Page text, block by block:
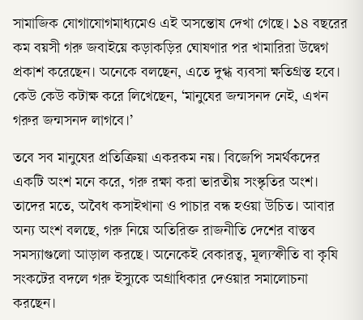
সামাজিক যোগাযোগমাধ্যমেও এই অসন্তোষ দেখা গেছে। ১৪ বছরের
কম বয়সী গরু জবাইয়ে কড়াকড়ির ঘোষণার পর খামারিরা উদ্বেগ
প্রকাশ করেছেন। অনেকে বলছেন, এতে দুগ্ধ ব্যবসা ক্ষতিগ্রস্ত হবে।
কেউ কেউ কটাক্ষ করে লিখেছেন, ‘মানুষের জন্মসনদ নেই, এখন
গরুর জন্মসনদ লাগবে।’
তবে সব মানুষের প্রতিক্রিয়া একরকম নয়। বিজেপি সমর্থকদের
একটি অংশ মনে করে, গরু রক্ষা করা ভারতীয় সংস্কৃতির অংশ।
তাদের মতে, অবৈধ কসাইখানা ও পাচার বন্ধ হওয়া উচিত। আবার
অন্য অংশ বলছে, গরু নিয়ে অতিরিক্ত রাজনীতি দেশের বাস্তব
সমস্যাগুলো আড়াল করছে। অনেকেই বেকারত্ব, মূল্যস্ফীতি বা কৃষি
সংকটের বদলে গরু ইস্যুকে অগ্রাধিকার দেওয়ার সমালোচনা
করছেন।